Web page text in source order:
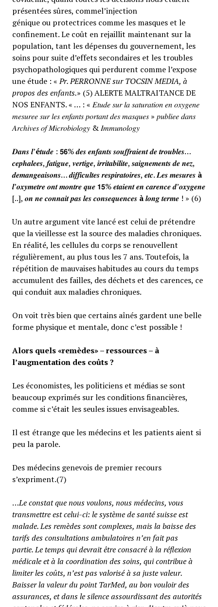
présentées sûres, commel’injection
génique ou protectrices comme les masques et le
confinement. Le coût en rejaillit maintenant sur la
population, tant les dépenses du gouvernement, les
soins pour suite d’effets secondaires et les troubles
psychopathologiques qui perdurent comme l’expose
une étude : «Pr. PERRONNE sur TOCSIN MEDIA, à
propos des enfants.» (5) ALERTE MALTRAITANCE DE
NOS ENFANTS. « … : « 𝐸𝑡𝑢𝑑𝑒 𝑠𝑢𝑟 𝑙𝑎 𝑠𝑎𝑡𝑢𝑟𝑎𝑡𝑖𝑜𝑛 𝑒𝑛 𝑜𝑥𝑦𝑔𝑒𝑛𝑒
𝑚𝑒𝑠𝑢𝑟𝑒𝑒 𝑠𝑢𝑟 𝑙𝑒𝑠 𝑒𝑛𝑓𝑎𝑛𝑡𝑠 𝑝𝑜𝑟𝑡𝑎𝑛𝑡 𝑑𝑒𝑠 𝑚𝑎𝑠𝑞𝑢𝑒𝑠 » 𝑝𝑢𝑏𝑙𝑖𝑒𝑒 𝑑𝑎𝑛𝑠
𝐴𝑟𝑐ℎ𝑖𝑣𝑒𝑠 𝑜𝑓 𝑀𝑖𝑐𝑟𝑜𝑏𝑖𝑜𝑙𝑜𝑔𝑦 & 𝐼𝑚𝑚𝑢𝑛𝑜𝑙𝑜𝑔𝑦
𝑫𝒂𝒏𝒔 𝒍’é𝒕𝒖𝒅𝒆 : 𝟱𝟲% 𝒅𝒆𝒔 𝒆𝒏𝒇𝒂𝒏𝒕𝒔 𝒔𝒐𝒖𝒇𝒇𝒓𝒂𝒊𝒆𝒏𝒕 𝒅𝒆 𝒕𝒓𝒐𝒖𝒃𝒍𝒆𝒔…
𝒄𝒆𝒑𝒉𝒂𝒍𝒆𝒆𝒔, 𝒇𝒂𝒕𝒊𝒈𝒖𝒆, 𝒗𝒆𝒓𝒕𝒊𝒈𝒆, 𝒊𝒓𝒓𝒊𝒕𝒂𝒃𝒊𝒍𝒊𝒕𝒆, 𝒔𝒂𝒊𝒈𝒏𝒆𝒎𝒆𝒏𝒕𝒔 𝒅𝒆 𝒏𝒆𝒛,
𝒅𝒆𝒎𝒂𝒏𝒈𝒆𝒂𝒊𝒔𝒐𝒏𝒔… 𝒅𝒊𝒇𝒇𝒊𝒄𝒖𝒍𝒕𝒆𝒔 𝒓𝒆𝒔𝒑𝒊𝒓𝒂𝒕𝒐𝒊𝒓𝒆𝒔, 𝒆𝒕𝒄. 𝑳𝒆𝒔 𝒎𝒆𝒔𝒖𝒓𝒆𝒔 à
𝒍’𝒐𝒙𝒚𝒎𝒆𝒕𝒓𝒆 𝒐𝒏𝒕 𝒎𝒐𝒏𝒕𝒓𝒆 𝒒𝒖𝒆 𝟭𝟱% 𝒆𝒕𝒂𝒊𝒆𝒏𝒕 𝒆𝒏 𝒄𝒂𝒓𝒆𝒏𝒄𝒆 𝒅’𝒐𝒙𝒚𝒈𝒆𝒏𝒆
[..], 𝒐𝒏 𝒏𝒆 𝒄𝒐𝒏𝒏𝒂𝒊𝒕 𝒑𝒂𝒔 𝒍𝒆𝒔 𝒄𝒐𝒏𝒔𝒆𝒒𝒖𝒆𝒏𝒄𝒆𝒔 à𝒍𝒐𝒏𝒈 𝒕𝒆𝒓𝒎𝒆 ! » (6)
Un autre argument vite lancé est celui de prétendre
que la vieillesse est la source des maladies chroniques.
En réalité, les cellules du corps se renouvellent
régulièrement, au plus tous les 7 ans. Toutefois, la
répétition de mauvaises habitudes au cours du temps
accumulent des failles, des déchets et des carences, ce
qui conduit aux maladies chroniques.
On voit très bien que certains aînés gardent une belle
forme physique et mentale, donc c’est possible !
Alors quels «remèdes» – ressources – à
l’augmentation des coûts ?
Les économistes, les politiciens et médias se sont
beaucoup exprimés sur les conditions financières,
comme si c’était les seules issues envisageables.
Il est étrange que les médecins et les patients aient si
peu la parole.
Des médecins genevois de premier recours
s’expriment.(7)
…Le constat que nous voulons, nous médecins, vous
transmettre est celui-ci: le système de santé suisse est
malade. Les remèdes sont complexes, mais la baisse des
tarifs des consultations ambulatoires n’en fait pas
partie.Le temps qui devrait être consacré à la réflexion
médicale et à la coordination des soins, qui contribue à
limiter les coûts, n’est pas valorisé à sa juste valeur.
Baisser la valeur du point TarMed, au bon vouloir des
assurances, et dans le silence assourdissant des autorités